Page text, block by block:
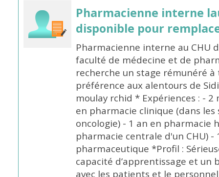
Pharmacienne interne
disponible pour
Pharmacienne interne au CHU
faculté de médecine et de
recherche un stage rémunéré
préférence aux alentours de
moulay rchid * Expériences : -
en pharmacie clinique (dans les
oncologie) - 1 an en pharmacie
pharmacie centrale d'un CHU)
pharmaceutique *Profil :
capacité d’apprentissage et un
avec les patients et le